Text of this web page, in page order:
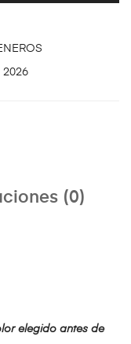
2026
(0)
elegido antes de